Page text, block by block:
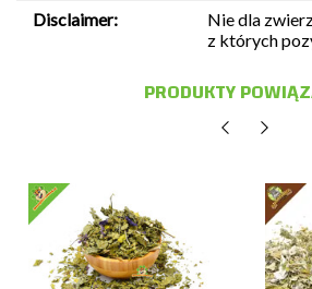
Disclaimer:
Nie dla
z których
PRODUKTY